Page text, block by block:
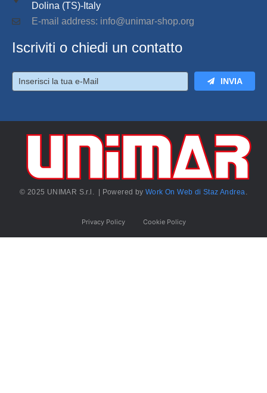
Dolina (TS)-Italy
E-mail address: info@unimar-shop.org
Iscriviti o chiedi un contatto
INVIA
© 2025 UNIMAR S.r.l. | Powered byWork On Web di Staz Andrea.
Privacy Policy Cookie Policy